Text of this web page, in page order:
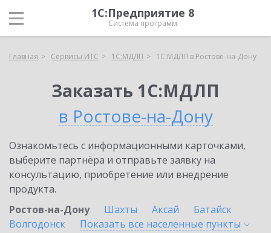
1С:Предприятие 8
Система программ
Главная Сервисы ИТС 1С:МДЛП 1С:МДЛП в Ростове-на-Дону
Заказать 1С:МДЛП
в Ростове-на-Дону
Ознакомьтесь с информационными карточками,
выберите партнёра и отправьте заявку на
консультацию, приобретение или внедрение
продукта.
Ростов-на-Дону
Шахты Аксай
Батайск
Волгодонск
Показать все населенные пункты